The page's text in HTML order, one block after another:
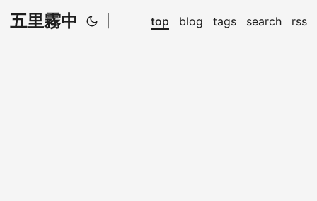
五里霧中 top blog tags search rss